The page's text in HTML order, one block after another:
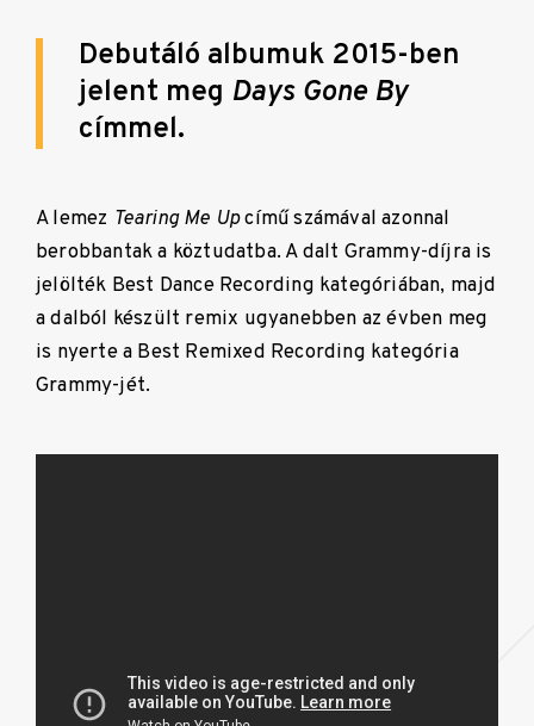
Debutáló albumuk 2015-ben
jelent meg Days Gone By
címmel.
A lemez Tearing Me Upcímű számával azonnal
berobbantak a köztudatba. A dalt Grammy-díjra is
jelölték Best Dance Recording kategóriában, majd
a dalból készült remix ugyanebben az évben meg
is nyerte a Best Remixed Recording kategória
Grammy-jét.